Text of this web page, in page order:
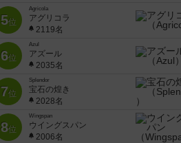
5位
Agricola
アグリコラ
2119名
6位
Azul
アズール
2035名
7位
Splendor
宝石の煌き
2028名
8位
Wingspan
ウイングスパン
2006名